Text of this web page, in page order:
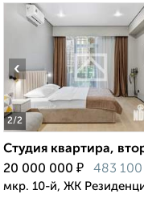
2/2
‹
Студия квартира,
20 000 000 ₽ 483 100
мкр. 10-й, ЖК